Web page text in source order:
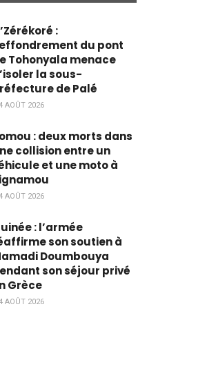
:
du pont
Tohonyala menace
la sous-
de Palé
AOÛT 2026
: deux morts dans
collision entre un
et une moto à
AOÛT 2026
: l’armée
son soutien à
Doumbouya
son séjour privé
Grèce
AOÛT 2026